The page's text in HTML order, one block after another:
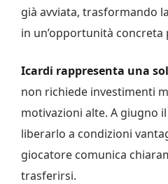
già avviata, trasformando
in un’opportunità concreta
Icardi rappresenta una
non richiede investimenti
motivazioni alte. A giugno
liberarlo a condizioni
giocatore comunica
trasferirsi.